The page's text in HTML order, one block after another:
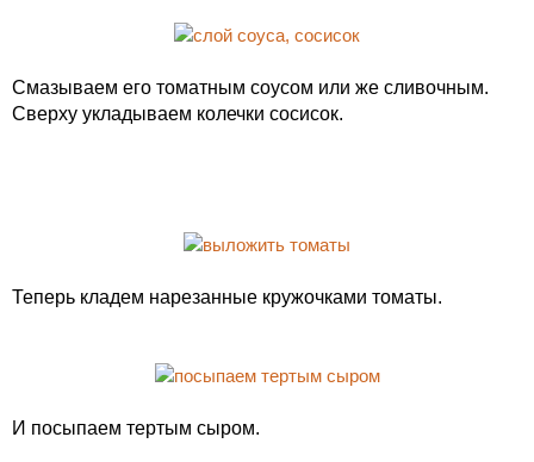
Смазываем его томатным соусом или же сливочным.
Сверху укладываем колечки сосисок.
Теперь кладем нарезанные кружочками томаты.
И посыпаем тертым сыром.